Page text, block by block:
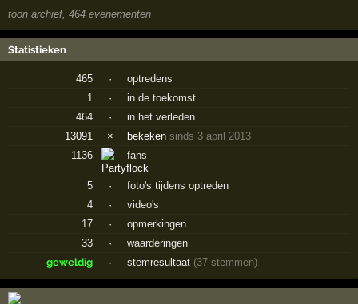
toon archief, 464 evenementen
Statistieken
465 ·
optredens
1
·
in de toekomst
464
·
in het verleden
13091
× bekekensinds 3 april 2013
1136
fans
5 ·
foto's tijdens optreden
4
·
video's
17
·
opmerkingen
33
·
waarderingen
geweldig
· stemresultaat (37 stemmen)